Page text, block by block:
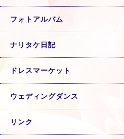
フォトアルバム
ナリタケ日記
ドレスマーケット
ウェディングダンス
リンク